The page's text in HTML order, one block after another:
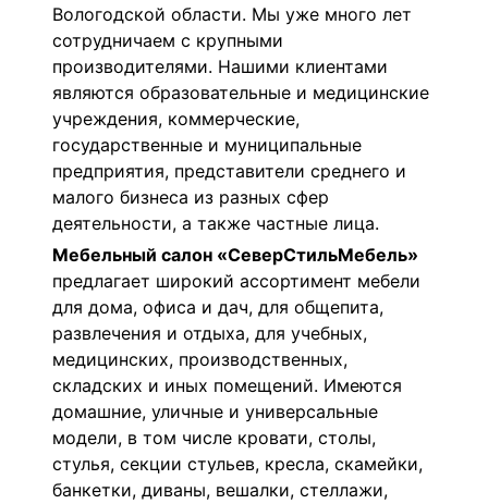
Вологодской области. Мы уже много лет
сотрудничаем с крупными
производителями. Нашими клиентами
являются образовательные и медицинские
учреждения, коммерческие,
государственные и муниципальные
предприятия, представители среднего и
малого бизнеса из разных сфер
деятельности, а также частные лица.
Мебельный салон «СеверСтильМебель»
предлагает широкий ассортимент мебели
для дома, офиса и дач, для общепита,
развлечения и отдыха, для учебных,
медицинских, производственных,
складских и иных помещений. Имеются
домашние, уличные и универсальные
модели, в том числе кровати, столы,
стулья, секции стульев, кресла, скамейки,
банкетки, диваны, вешалки, стеллажи,